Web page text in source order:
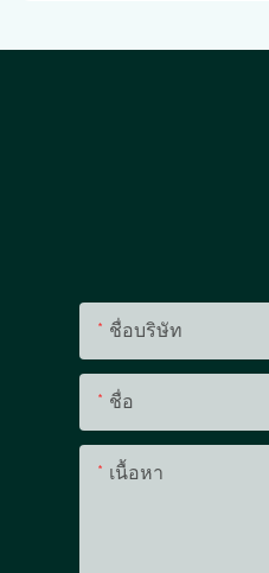
ชื่อบริษัท
ชื่อ
เนื้อหา